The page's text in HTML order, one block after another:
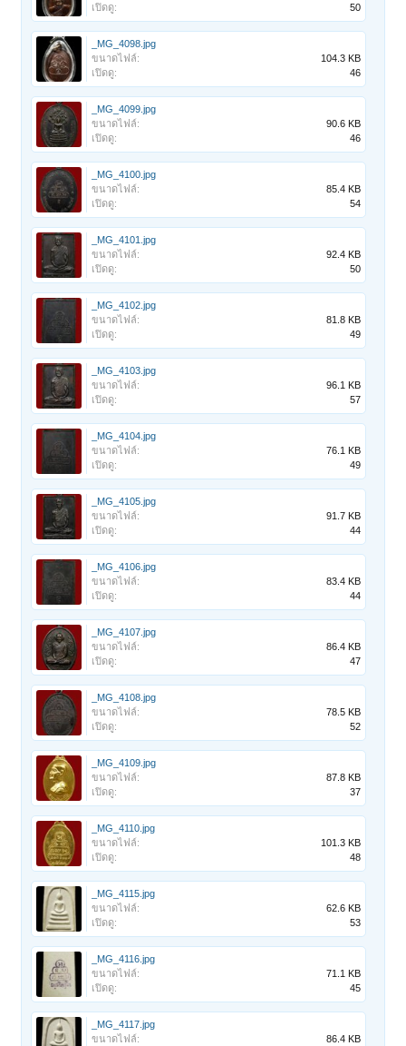
เปิดดู:
50
_MG_4098.jpg
ขนาดไฟล์:
104.3 KB
เปิดดู:
46
_MG_4099.jpg
ขนาดไฟล์:
90.6 KB
เปิดดู:
46
_MG_4100.jpg
ขนาดไฟล์:
85.4 KB
เปิดดู:
54
_MG_4101.jpg
ขนาดไฟล์:
92.4 KB
เปิดดู:
50
_MG_4102.jpg
ขนาดไฟล์:
81.8 KB
เปิดดู:
49
_MG_4103.jpg
ขนาดไฟล์:
96.1 KB
เปิดดู:
57
_MG_4104.jpg
ขนาดไฟล์:
76.1 KB
เปิดดู:
49
_MG_4105.jpg
ขนาดไฟล์:
91.7 KB
เปิดดู:
44
_MG_4106.jpg
ขนาดไฟล์:
83.4 KB
เปิดดู:
44
_MG_4107.jpg
ขนาดไฟล์:
86.4 KB
เปิดดู:
47
_MG_4108.jpg
ขนาดไฟล์:
78.5 KB
เปิดดู:
52
_MG_4109.jpg
ขนาดไฟล์:
87.8 KB
เปิดดู:
37
_MG_4110.jpg
ขนาดไฟล์:
101.3 KB
เปิดดู:
48
_MG_4115.jpg
ขนาดไฟล์:
62.6 KB
เปิดดู:
53
_MG_4116.jpg
ขนาดไฟล์:
71.1 KB
เปิดดู:
45
_MG_4117.jpg
ขนาดไฟล์:
86.4 KB